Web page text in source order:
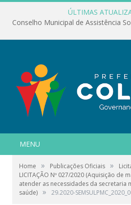
ÚLTIMAS
MENU
Home » Publicações Oficiais »
LICITAÇÃO Nº 027/2020 (Aquisição de
atender as necessidades da secretaria
saúde) » 29.2020-